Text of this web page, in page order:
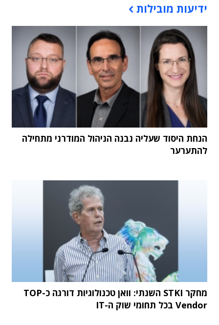
ידיעות מובילות
הנחת היסוד שעליה נבנה הניהול המודרני מתחילה
להתערער
מחקר STKI השנתי: וואן טכנולוגיות דורגה כ-TOP
Vendor בכל תחומי שוק ה-IT